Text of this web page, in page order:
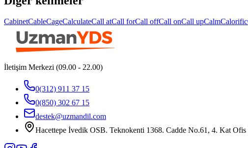
CabinetCableCageCalculateCall atCall forCall offCall onCall upCalmCalorific
İletişim Merkezi (09.00 - 22.00)
0(312) 911 37 15
0(850) 302 67 15
destek@uzmandil.com
Hacettepe İvedik OSB. Teknokenti 1368. Cadde No.61, 4. Kat